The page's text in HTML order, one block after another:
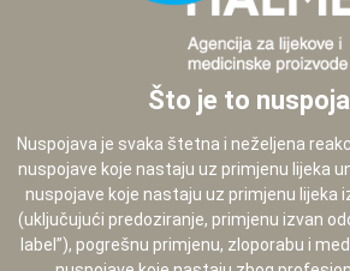
Što je to
Nuspojava je svaka štetna i neželjena
nuspojave koje nastaju uz primjenu lijeka
nuspojave koje nastaju uz primjenu lijeka
(uključujući predoziranje, primjenu izvan
label”), pogrešnu primjenu, zloporabu i